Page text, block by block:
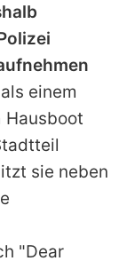
einem
Hausboot
sie neben
"Dear